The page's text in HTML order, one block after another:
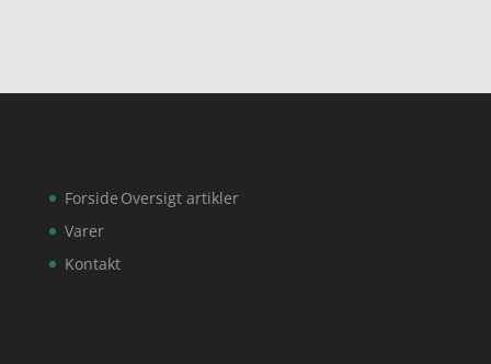
Forside
Varer
Kontakt
Oversigt artikler